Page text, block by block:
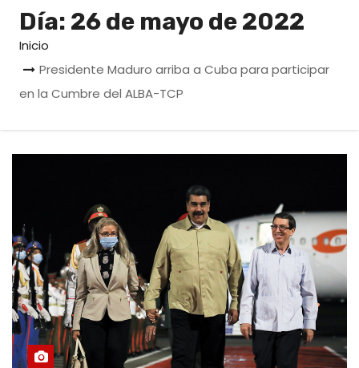
Día: 26 de mayo de 2022
Inicio
Presidente Maduro arriba a Cuba para participar
en la Cumbre del ALBA-TCP